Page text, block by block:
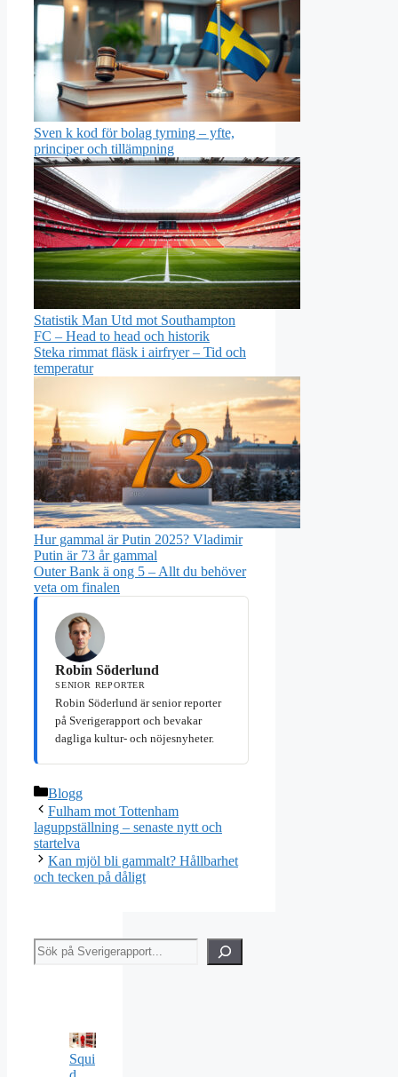
Sven k kod för bolag tyrning – yfte,
principer och tillämpning
Statistik Man Utd mot Southampton
FC – Head to head och historik
Steka rimmat fläsk i airfryer – Tid och
temperatur
Hur gammal är Putin 2025? Vladimir
Putin är 73 år gammal
Outer Bank ä ong 5 – Allt du behöver
veta om finalen
Robin Söderlund
SENIOR REPORTER
Robin Söderlund är senior reporter
på Sverigerapport och bevakar
dagliga kultur- och nöjesnyheter.
Kategorier
Blogg
Fulham mot Tottenham
laguppställning – senaste nytt och
startelva
Kan mjöl bli gammalt? Hållbarhet
och tecken på dåligt
Sök
Squi